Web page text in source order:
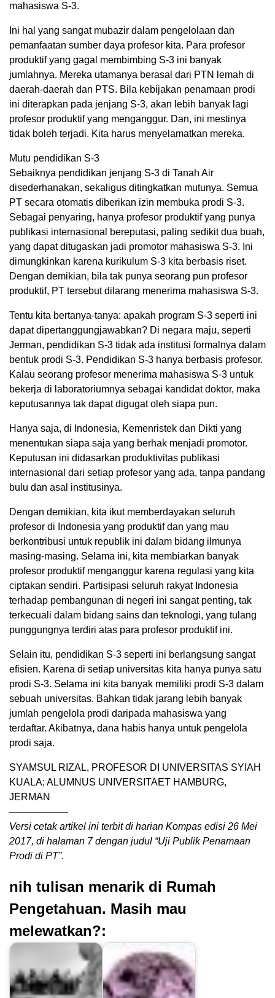
mahasiswa S-3.
Ini hal yang sangat mubazir dalam pengelolaan dan
pemanfaatan sumber daya profesor kita. Para profesor
produktif yang gagal membimbing S-3 ini banyak
jumlahnya. Mereka utamanya berasal dari PTN lemah di
daerah-daerah dan PTS. Bila kebijakan penamaan prodi
ini diterapkan pada jenjang S-3, akan lebih banyak lagi
profesor produktif yang menganggur. Dan, ini mestinya
tidak boleh terjadi. Kita harus menyelamatkan mereka.
Mutu pendidikan S-3
Sebaiknya pendidikan jenjang S-3 di Tanah Air
disederhanakan, sekaligus ditingkatkan mutunya. Semua
PT secara otomatis diberikan izin membuka prodi S-3.
Sebagai penyaring, hanya profesor produktif yang punya
publikasi internasional bereputasi, paling sedikit dua buah,
yang dapat ditugaskan jadi promotor mahasiswa S-3. Ini
dimungkinkan karena kurikulum S-3 kita berbasis riset.
Dengan demikian, bila tak punya seorang pun profesor
produktif, PT tersebut dilarang menerima mahasiswa S-3.
Tentu kita bertanya-tanya: apakah program S-3 seperti ini
dapat dipertanggungjawabkan? Di negara maju, seperti
Jerman, pendidikan S-3 tidak ada institusi formalnya dalam
bentuk prodi S-3. Pendidikan S-3 hanya berbasis profesor.
Kalau seorang profesor menerima mahasiswa S-3 untuk
bekerja di laboratoriumnya sebagai kandidat doktor, maka
keputusannya tak dapat digugat oleh siapa pun.
Hanya saja, di Indonesia, Kemenristek dan Dikti yang
menentukan siapa saja yang berhak menjadi promotor.
Keputusan ini didasarkan produktivitas publikasi
internasional dari setiap profesor yang ada, tanpa pandang
bulu dan asal institusinya.
Dengan demikian, kita ikut memberdayakan seluruh
profesor di Indonesia yang produktif dan yang mau
berkontribusi untuk republik ini dalam bidang ilmunya
masing-masing. Selama ini, kita membiarkan banyak
profesor produktif menganggur karena regulasi yang kita
ciptakan sendiri. Partisipasi seluruh rakyat Indonesia
terhadap pembangunan di negeri ini sangat penting, tak
terkecuali dalam bidang sains dan teknologi, yang tulang
punggungnya terdiri atas para profesor produktif ini.
Selain itu, pendidikan S-3 seperti ini berlangsung sangat
efisien. Karena di setiap universitas kita hanya punya satu
prodi S-3. Selama ini kita banyak memiliki prodi S-3 dalam
sebuah universitas. Bahkan tidak jarang lebih banyak
jumlah pengelola prodi daripada mahasiswa yang
terdaftar. Akibatnya, dana habis hanya untuk pengelola
prodi saja.
SYAMSUL RIZAL, PROFESOR DI UNIVERSITAS SYIAH
KUALA; ALUMNUS UNIVERSITAET HAMBURG,
JERMAN
——————
Versi cetak artikel ini terbit di harian Kompas edisi 26 Mei
2017, di halaman 7 dengan judul “Uji Publik Penamaan
Prodi di PT”.
nih tulisan menarik di Rumah
Pengetahuan. Masih mau
melewatkan?: